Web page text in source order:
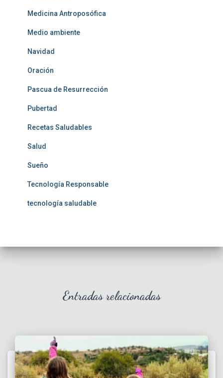
Medicina Antroposófica
Medio ambiente
Navidad
Oración
Pascua de Resurrección
Pubertad
Recetas Saludables
Salud
Sueño
Tecnología Responsable
tecnología saludable
Entradas relacionadas